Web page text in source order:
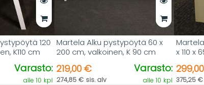
120
K110 cm
Varasto:
alle 10 kpl
Martela Alku pystypöytä 60 x
200 cm, valkoinen, K 90 cm
219,00 €
274,85 € sis. alv
Varasto:
alle 10 kpl
x 110 x
375,25